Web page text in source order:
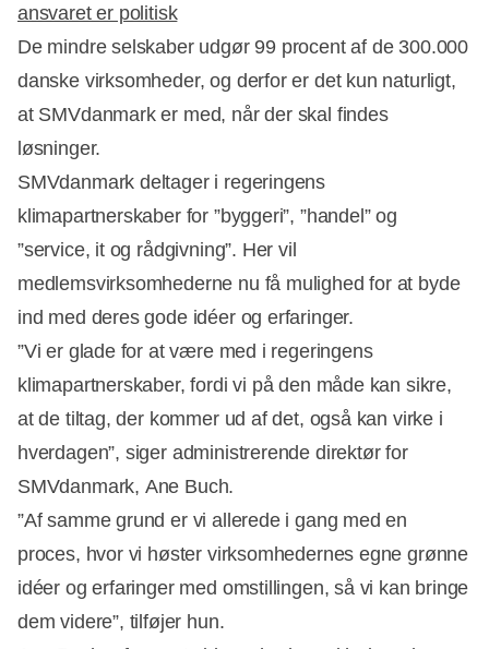
ansvaret er politisk
De mindre selskaber udgør 99 procent af de 300.000
danske virksomheder, og derfor er det kun naturligt,
at SMVdanmark er med, når der skal findes
løsninger.
SMVdanmark deltager i regeringens
klimapartnerskaber for ”byggeri”, ”handel” og
”service, it og rådgivning”. Her vil
medlemsvirksomhederne nu få mulighed for at byde
ind med deres gode idéer og erfaringer.
”Vi er glade for at være med i regeringens
klimapartnerskaber, fordi vi på den måde kan sikre,
at de tiltag, der kommer ud af det, også kan virke i
hverdagen”, siger administrerende direktør for
SMVdanmark, Ane Buch.
”Af samme grund er vi allerede i gang med en
proces, hvor vi høster virksomhedernes egne grønne
idéer og erfaringer med omstillingen, så vi kan bringe
dem videre”, tilføjer hun.